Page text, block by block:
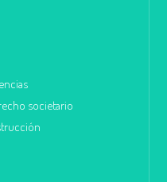
societario